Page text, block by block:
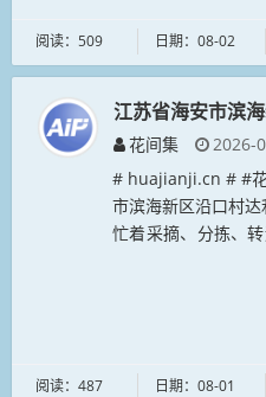
阅读：509 日期：08-02
江苏省海安市滨
花间集
2026-
# huajianji.cn # #
市滨海新区沿口村
忙着采摘、分拣、
阅读：487 日期：08-01